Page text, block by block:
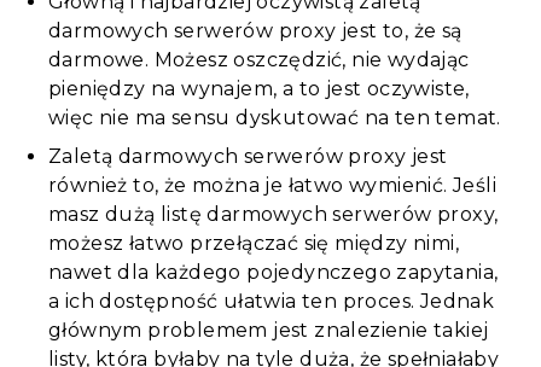
darmowych serwerów proxy jest to, że są
darmowe. Możesz oszczędzić, nie wydając
pieniędzy na wynajem, a to jest oczywiste,
więc nie ma sensu dyskutować na ten temat.
Zaletą darmowych serwerów proxy jest
również to, że można je łatwo wymienić. Jeśli
masz dużą listę darmowych serwerów proxy,
możesz łatwo przełączać się między nimi,
nawet dla każdego pojedynczego zapytania,
a ich dostępność ułatwia ten proces. Jednak
głównym problemem jest znalezienie takiej
listy, która byłaby na tyle duża, że spełniałaby